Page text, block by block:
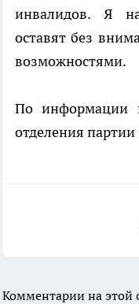
инвалидов. Я
оставят без
возможностями.
По информации
отделения
Комментарии на этой